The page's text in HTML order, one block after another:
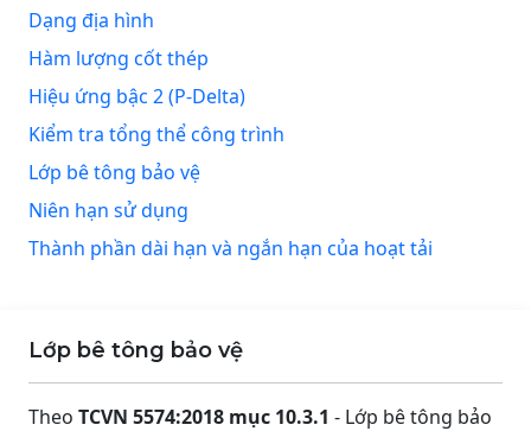
Dạng địa hình
Hàm lượng cốt thép
Hiệu ứng bậc 2 (P-Delta)
Kiểm tra tổng thể công trình
Lớp bê tông bảo vệ
Niên hạn sử dụng
Thành phần dài hạn và ngắn hạn của hoạt tải
Lớp bê tông bảo vệ
Theo TCVN 5574:2018 mục 10.3.1 - Lớp bê tông bảo